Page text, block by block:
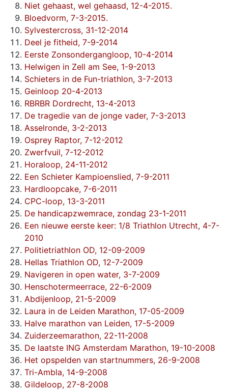
Niet gehaast, wel gehaasd, 12-4-2015.
Bloedvorm, 7-3-2015.
Sylvestercross, 31-12-2014
Deel je fitheid, 7-9-2014
Eerste Zonsondergangloop, 10-4-2014
Helwigen in Zell am See, 1-9-2013
Schieters in de Fun-triathlon, 3-7-2013
Geinloop 20-4-2013
RBRBR Dordrecht, 13-4-2013
De tragedie van de jonge vader, 7-3-2013
Asselronde, 3-2-2013
Osprey Raptor, 7-12-2012
Zwerfvuil, 7-12-2012
Horaloop, 24-11-2012
Een Schieter Kampioenslied, 7-9-2011
Hardloopcake, 7-6-2011
CPC-loop, 13-3-2011
De handicapzwemrace, zondag 23-1-2011
Een nieuwe eerste keer: 1/8 Triathlon Utrecht, 4-7-
2010
Politietriathlon OD, 12-09-2009
Hellas Triathlon OD, 12-7-2009
Navigeren in open water, 3-7-2009
Henschotermeerrace, 22-6-2009
Abdijenloop, 21-5-2009
Laura in de Leiden Marathon, 17-05-2009
Halve marathon van Leiden, 17-5-2009
Zuiderzeemarathon, 22-11-2008
De laatste ING Amsterdam Marathon, 19-10-2008
Het opspelden van startnummers, 26-9-2008
Tri-Ambla, 14-9-2008
Gildeloop, 27-8-2008